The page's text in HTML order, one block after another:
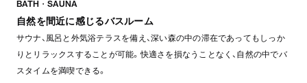
BATH・SAUNA
自然を間近に感じるバスルーム
サウナ、風呂と外気浴テラスを備え、深い森の中の滞在であってもしっか
りとリラックスすることが可能。快適さを損なうことなく、自然の中でバ
スタイムを満喫できる。